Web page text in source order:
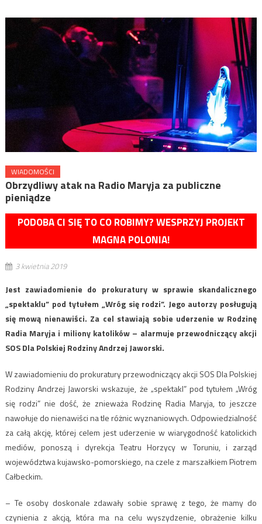
WIADOMOŚCI
Obrzydliwy atak na Radio Maryja za publiczne
pieniądze
PODOBA CI SIĘ TO CO ROBIMY? WESPRZYJ PROJEKT
MAGNA POLONIA!
3 kwietnia 2019
Jest zawiadomienie do prokuratury w sprawie skandalicznego
„spektaklu” pod tytułem „Wróg się rodzi”. Jego autorzy posługują
się mową nienawiści. Za cel stawiają sobie uderzenie w Rodzinę
Radia Maryja i miliony katolików – alarmuje przewodniczący akcji
SOS Dla Polskiej Rodziny Andrzej Jaworski.
W zawiadomieniu do prokuratury przewodniczący akcji SOS Dla Polskiej
Rodziny Andrzej Jaworski wskazuje, że „spektakl” pod tytułem „Wróg
się rodzi” nie dość, że znieważa Rodzinę Radia Maryja, to jeszcze
nawołuje do nienawiści na tle różnic wyznaniowych. Odpowiedzialność
za całą akcję, której celem jest uderzenie w wiarygodność katolickich
mediów, ponoszą i dyrekcja Teatru Horzycy w Toruniu, i zarząd
województwa kujawsko-pomorskiego, na czele z marszałkiem Piotrem
Całbeckim.
– Te osoby doskonale zdawały sobie sprawę z tego, że mamy do
czynienia z akcją, która ma na celu wyszydzenie, obrażenie kilku